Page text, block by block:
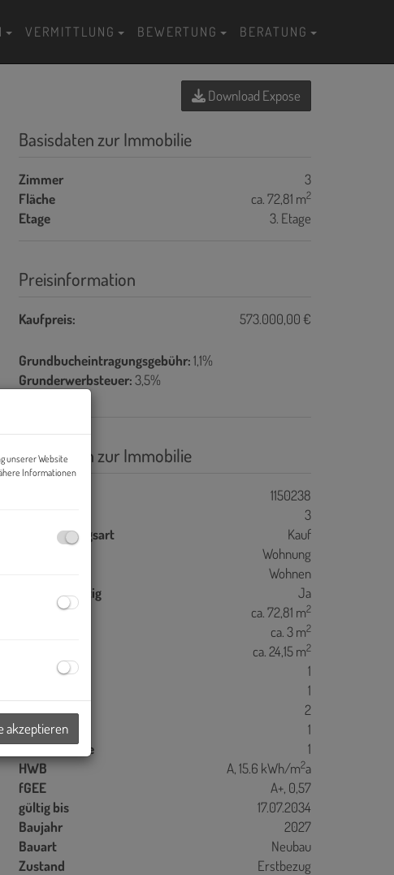
VERMITTLUNG BEWERTUNG BERATUNG
Download Expose
Basisdaten zur Immobilie
Zimmer
3
Fläche
ca. 72,81 m2
Etage 3. Etage
Preisinformation
Kaufpreis: 573.000,00 €
Grundbucheintragungsgebühr:1,1%
Grunderwerbsteuer:3,5%
Basisdaten zur Immobilie
1150238
3
Vermarktungsart
Kauf
Wohnung
Wohnen
Schlüsselfertig
Ja
Wohnfläche
ca. 72,81 m2
ca. 3 m2
ca. 24,15 m2
1
1
Balkone
2
Keller
1
Abstellräume
1
HWB
A, 15.6 kWh/m2a
fGEE
A+, 0,57
gültig bis
17.07.2034
Baujahr
2027
Bauart
Neubau
Zustand
Erstbezug
unserer Website
Informationen
akzeptieren